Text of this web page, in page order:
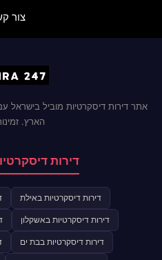
צור
אתר דירות דיסקרטיות מוביל בישראל
הארץ. זמינות
דירות
דירות דיסקרטיות באילת
דירות דיסקרטיות באשקלון
דירות דיסקרטיות בבת ים